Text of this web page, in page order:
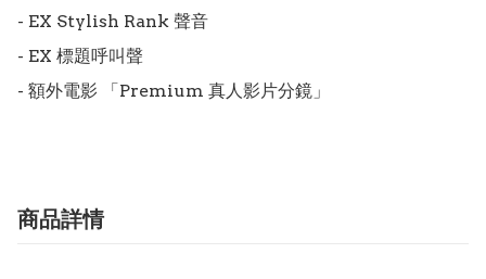
- EX Stylish Rank 聲音
- EX 標題呼叫聲
商品詳情